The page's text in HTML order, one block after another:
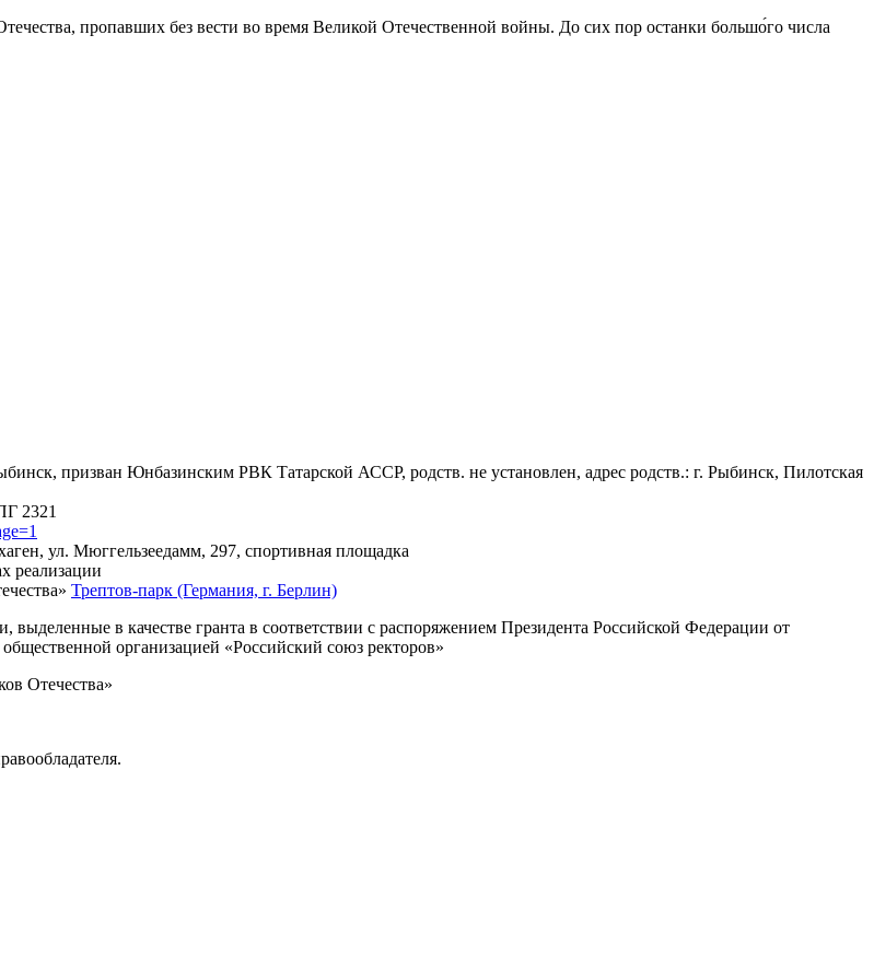
, пропавших без вести во время Великой Отечественной войны. До сих пор останки большо́го числа
призван Юнбазинским РВК Татарской АССР, родств. не установлен, адрес родств.: г. Рыбинск, Пилотская
2321
ул. Мюггельзеедамм, 297, спортивная площадка
реализации
Трептов-парк (Германия, г. Берлин)
выделенные в качестве гранта в соответствии с распоряжением Президента Российской Федерации от
организацией «Российский союз ректоров»
Отечества»